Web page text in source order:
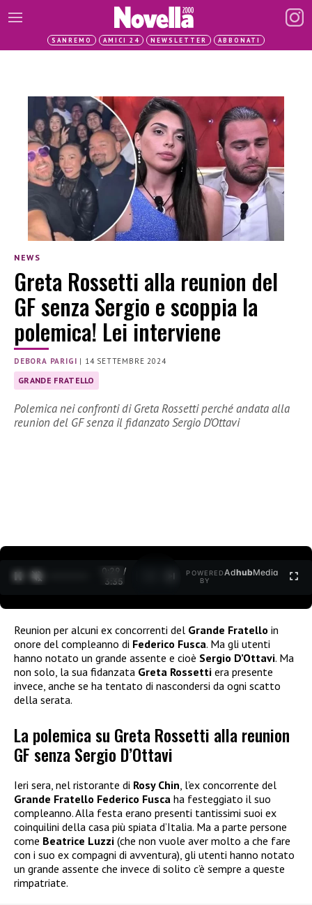
SANREMO AMICI 24 NEWSLETTER ABBONATI
NEWS
Greta Rossetti alla reunion del
GF senza Sergio e scoppia la
polemica! Lei interviene
DEBORA PARIGI | 14 SETTEMBRE 2024
GRANDE FRATELLO
Polemica nei confronti di Greta Rossetti perché andata alla
reunion del GF senza il fidanzato Sergio D’Ottavi
0:30 /
3:35
POWERED
BY
AdhubMedia
Reunion per alcuni ex concorrenti del Grande Fratello in
onore del compleanno di Federico Fusca. Ma gli utenti
hanno notato un grande assente e cioè Sergio D’Ottavi. Ma
non solo, la sua fidanzata Greta Rossetti era presente
invece, anche se ha tentato di nascondersi da ogni scatto
della serata.
La polemica su Greta Rossetti alla reunion
GF senza Sergio D’Ottavi
Ieri sera, nel ristorante di Rosy Chin, l’ex concorrente del
Grande Fratello Federico Fusca ha festeggiato il suo
compleanno. Alla festa erano presenti tantissimi suoi ex
coinquilini della casa più spiata d’Italia. Ma a parte persone
come Beatrice Luzzi (che non vuole aver molto a che fare
con i suo ex compagni di avventura), gli utenti hanno notato
un grande assente che invece di solito c’è sempre a queste
rimpatriate.